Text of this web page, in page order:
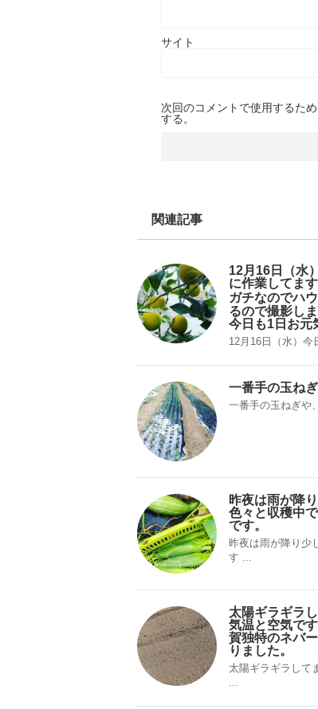
サイト
次回のコメントで使用するた
する。
関連記事
12月16日（水
に作業してま
ガチなのでハ
るので撮影し
今日も1日お元
12月16日（水）今
一番手の玉ね
一番手の玉ねぎや
昨夜は雨が降
色々と収穫中
です。
昨夜は雨が降り少
す ...
太陽️ギラギラ
気温と空気で
賀独特のネバ
りました。
太陽️ギラギラして
...